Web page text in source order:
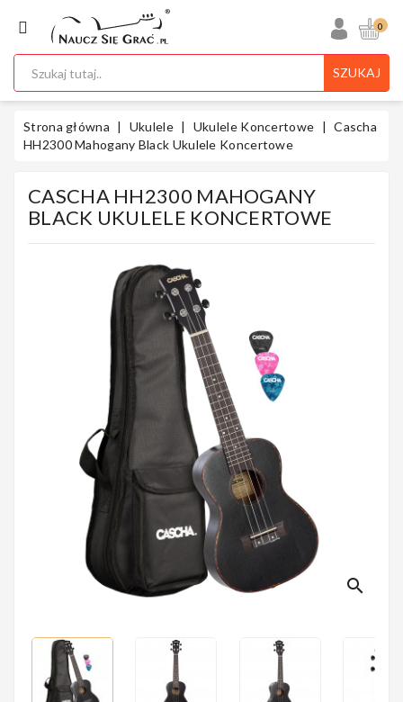
KATEGORIA
Ukulele
Gitary
Smyczkowe
0
SZUKAJ
Strona główna Ukulele Ukulele Koncertowe
Cascha
HH2300 Mahogany Black Ukulele Koncertowe
CASCHA HH2300 MAHOGANY
BLACK UKULELE KONCERTOWE
search